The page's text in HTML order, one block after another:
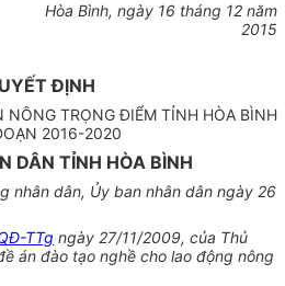
Hòa Bình, ngày 16tháng 12 năm
2015
ĐỊNH
NÔNG TRỌNG ĐIỂM TỈNH HÒA BÌNH
2016-2020
DÂN TỈNH HÒA BÌNH
nhân dân, Ủy ban nhân dân ngày 26
TTg ngày 27/11/2009, của Thủ
án đào tạo nghề cho lao động nông